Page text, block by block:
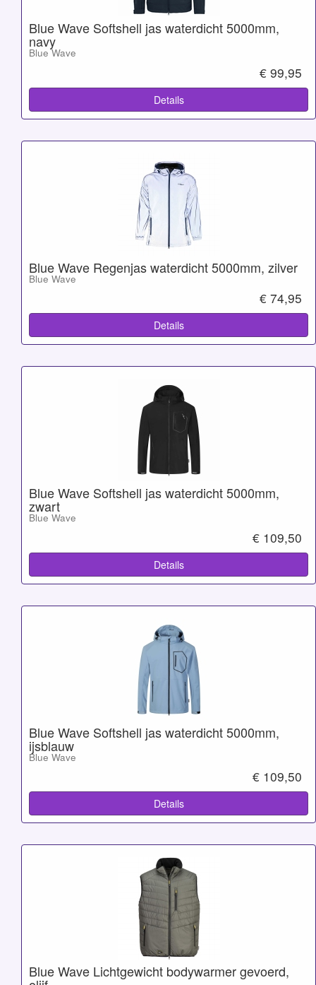
Blue Wave Softshell jas waterdicht 5000mm,
navy
Blue Wave
€ 99,95
Details
Blue Wave Regenjas waterdicht 5000mm, zilver
Blue Wave
€ 74,95
Details
Blue Wave Softshell jas waterdicht 5000mm,
zwart
Blue Wave
€ 109,50
Details
Blue Wave Softshell jas waterdicht 5000mm,
ijsblauw
Blue Wave
€ 109,50
Details
Blue Wave Lichtgewicht bodywarmer gevoerd,